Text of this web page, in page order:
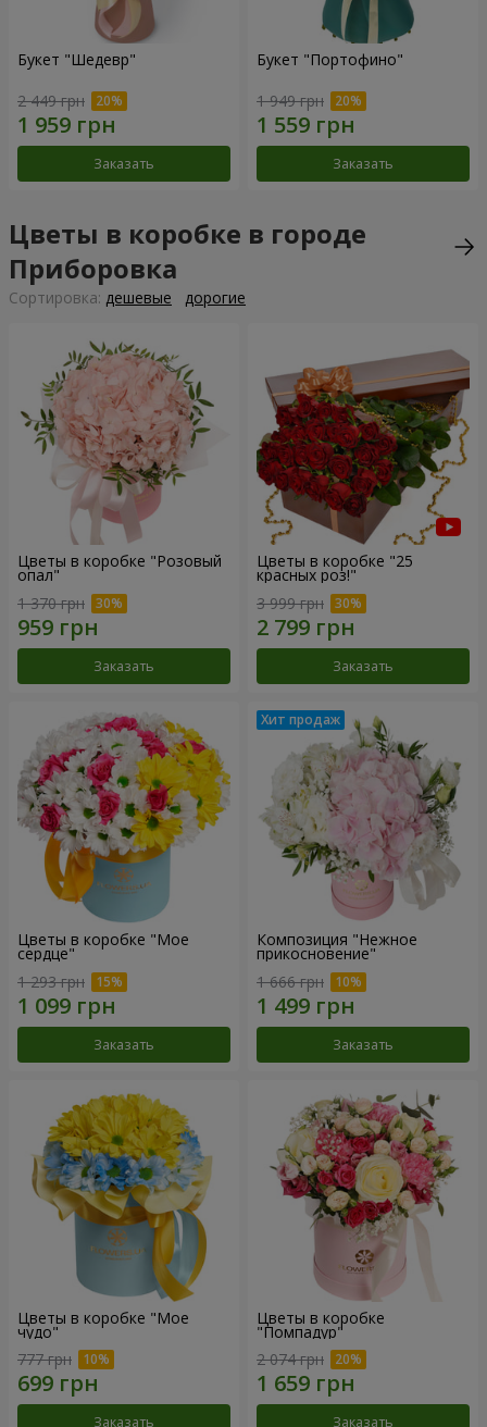
Букет "Шедевр"
2 449 грн
Заказать
Букет "Портофино"
1 949 грн
Заказать
Цветы в коробке в городе
Приборовка
Cортировка: дешевые дорогие
Цветы в коробке "Розовый
опал"
1 370 грн
Заказать
Цветы в коробке "25
красных роз!"
3 999 грн
Заказать
Цветы в коробке "Мое
сердце"
1 293 грн
Заказать
Композиция "Нежное
прикосновение"
1 666 грн
Заказать
Цветы в коробке "Мое
чудо"
777 грн
Заказать
Цветы в коробке
"Помпадур"
2 074 грн
Заказать